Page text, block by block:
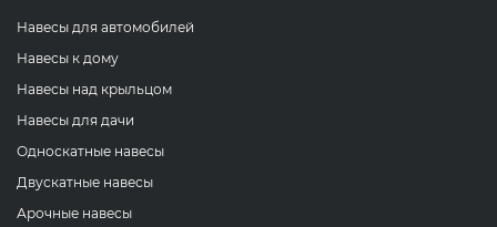
Навесы для автомобилей
Навесы к дому
Навесы над крыльцом
Навесы для дачи
Односкатные навесы
Двускатные навесы
Арочные навесы